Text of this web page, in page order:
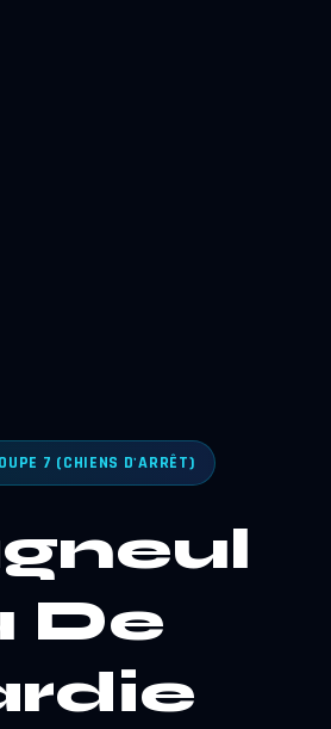
7 (CHIENS D'ARRÊT)
De